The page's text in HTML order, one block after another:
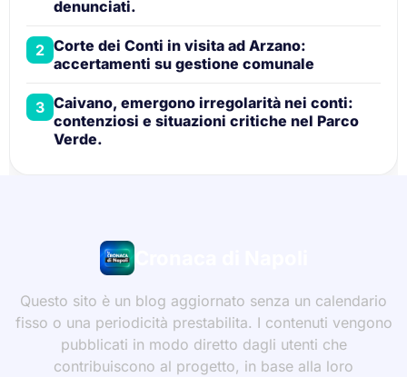
denunciati.
2 Corte dei Conti in visita ad Arzano:
accertamenti su gestione comunale
3 Caivano, emergono irregolarità nei conti:
contenziosi e situazioni critiche nel Parco
Verde.
Cronaca di Napoli
Questo sito è un blog aggiornato senza un calendario
fisso o una periodicità prestabilita. I contenuti vengono
pubblicati in modo diretto dagli utenti che
contribuiscono al progetto, in base alla loro